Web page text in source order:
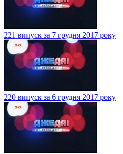
221 випуск за 7 грудня 2017 року
220 випуск за 6 грудня 2017 року